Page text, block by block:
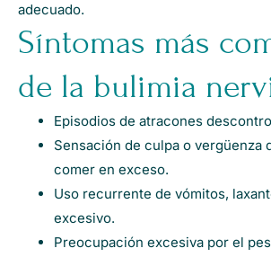
adecuado.
Síntomas más
de la bulimia
Episodios de atracones
Sensación de culpa o vergüenza
comer en exceso.
Uso recurrente de vómitos,
excesivo.
Preocupación excesiva por el